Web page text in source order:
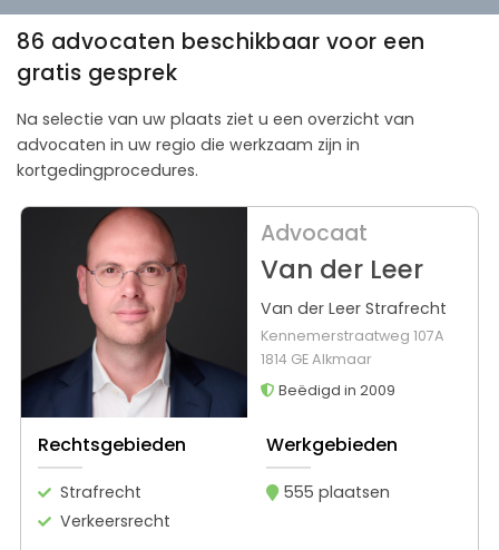
86 advocaten beschikbaar voor een
gratis gesprek
Na selectie van uw plaats ziet u een overzicht van
advocaten in uw regio die werkzaam zijn in
kortgedingprocedures.
Advocaat
Van der Leer
Van der Leer Strafrecht
Kennemerstraatweg 107A
1814 GE Alkmaar
Beëdigd in 2009
Rechtsgebieden
Strafrecht
Verkeersrecht
Werkgebieden
555 plaatsen